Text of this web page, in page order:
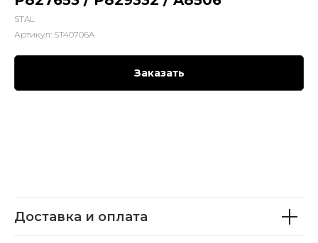
STAL
Артикул: ST40706A
Заказать
Доставка и оплата